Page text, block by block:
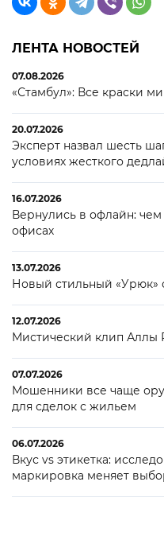
ЛЕНТА НОВОСТЕЙ
07.08.2026
«Стамбул»: Все краски
20.07.2026
Эксперт назвал шесть
условиях жесткого
16.07.2026
Вернулись в офлайн:
офисах
13.07.2026
Новый стильный «Урюк»
12.07.2026
Мистический клип Аллы
07.07.2026
Мошенники все чаще
для сделок с жильем
06.07.2026
Вкус vs этикетка:
маркировка меняет